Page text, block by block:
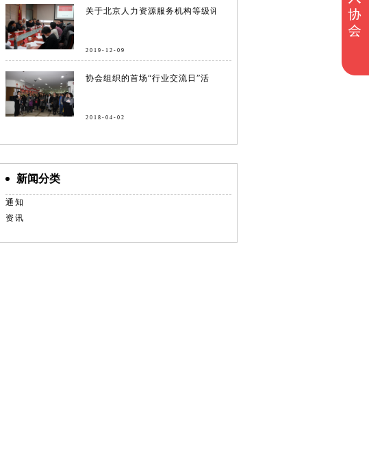
关于北京人力资源服务机构等级评
2019-12-09
协会组织的首场“行业交流日”活
2018-04-02
新闻分类
通知
资讯